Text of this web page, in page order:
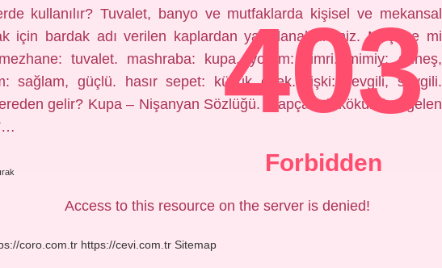
kullanılır? Tuvalet, banyo ve mutfaklarda kişisel ve mekansal
için bardak adı verilen kaplardan yararlanabilirsiniz. Meşebe mi
tuvalet. mashraba: kupa. yorum: cimri. mimiy: güneş,
sağlam, güçlü. hasır sepet: küçük eşek. ilişki: sevgili, sevgili.
gelir? Kupa – Nişanyan Sözlüğü. Arapça şrb kökünden gelen
coro.com.tr https://cevi.com.tr Sitemap
403
Forbidden
Access to this resource on the server is denied!